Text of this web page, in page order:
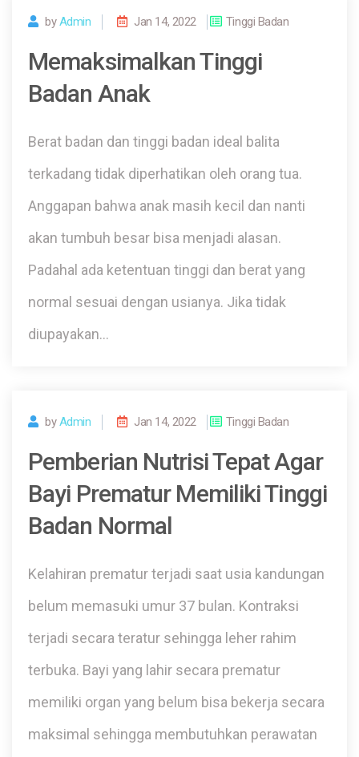
byAdmin Jan 14, 2022 Tinggi Badan
Memaksimalkan Tinggi
Badan Anak
Berat badan dan tinggi badan ideal balita
terkadang tidak diperhatikan oleh orang tua.
Anggapan bahwa anak masih kecil dan nanti
akan tumbuh besar bisa menjadi alasan.
Padahal ada ketentuan tinggi dan berat yang
normal sesuai dengan usianya. Jika tidak
diupayakan…
byAdmin Jan 14, 2022 Tinggi Badan
Pemberian Nutrisi Tepat Agar
Bayi Prematur Memiliki Tinggi
Badan Normal
Kelahiran prematur terjadi saat usia kandungan
belum memasuki umur 37 bulan. Kontraksi
terjadi secara teratur sehingga leher rahim
terbuka. Bayi yang lahir secara prematur
memiliki organ yang belum bisa bekerja secara
maksimal sehingga membutuhkan perawatan